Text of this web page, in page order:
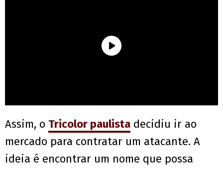
Assim, o Tricolor paulista decidiu ir ao
mercado para contratar um atacante. A
ideia é encontrar um nome que possa